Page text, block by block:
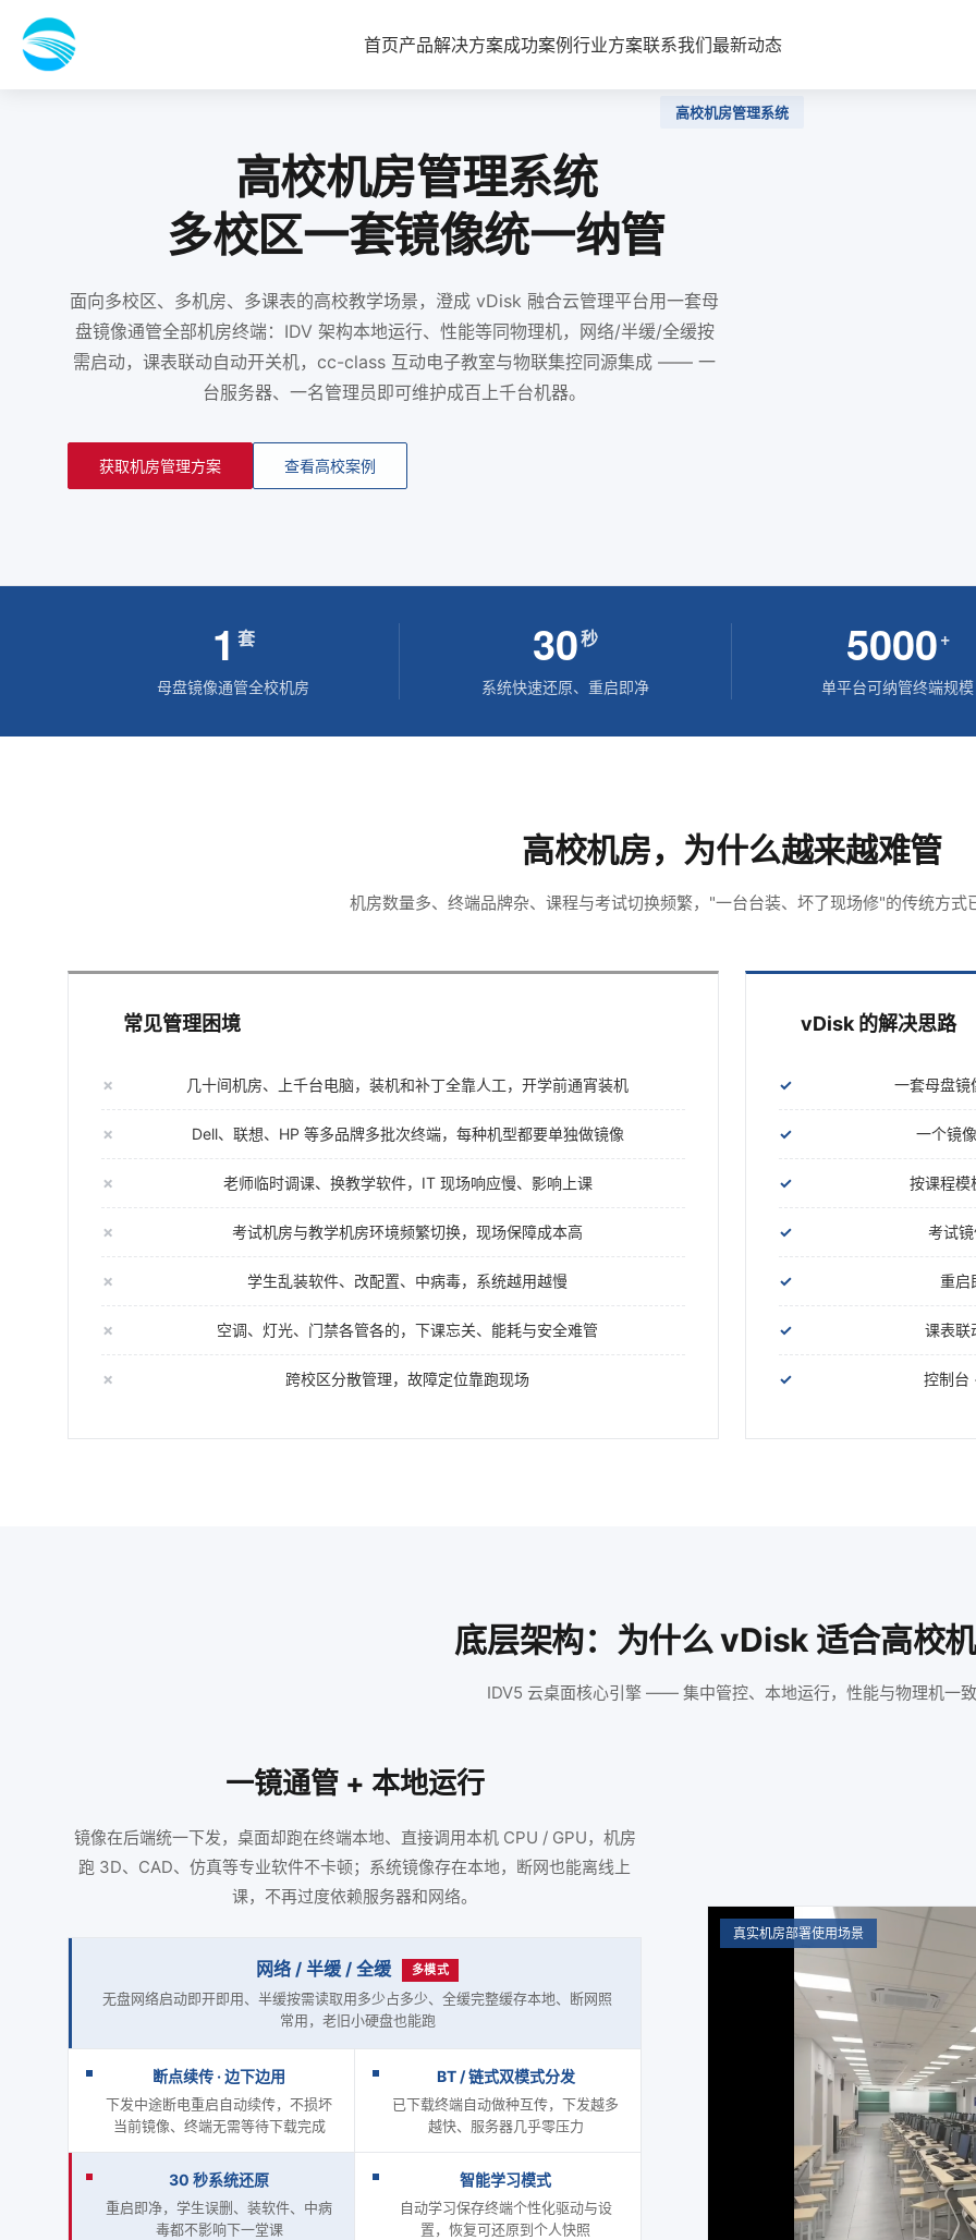
首页产品解决方案成功案例行业方案联系我们最新动态
高校机房管理系统
高校机房管理系统
多校区一套镜像统一纳管
面向多校区、多机房、多课表的高校教学场景，澄成 vDisk 融合云管理平台用一套母
盘镜像通管全部机房终端：IDV 架构本地运行、性能等同物理机，网络/半缓/全缓按
需启动，课表联动自动开关机，cc-class 互动电子教室与物联集控同源集成 —— 一
台服务器、一名管理员即可维护成百上千台机器。
获取机房管理方案 查看高校案例
1 套
母盘镜像通管全校机房
30秒
系统快速还原、重启即净
5000+
单平台可纳管终端规模
高校机房，为什么越来越难管
机房数量多、终端品牌杂、课程与考试切换频繁，"一台台装、坏了现场修"的传统方式
常见管理困境
几十间机房、上千台电脑，装机和补丁全靠人工，开学前通宵装机
Dell、联想、HP 等多品牌多批次终端，每种机型都要单独做镜像
老师临时调课、换教学软件，IT 现场响应慢、影响上课
考试机房与教学机房环境频繁切换，现场保障成本高
学生乱装软件、改配置、中病毒，系统越用越慢
空调、灯光、门禁各管各的，下课忘关、能耗与安全难管
跨校区分散管理，故障定位靠跑现场
vDisk 的解决思路
一套母盘镜
一个镜
按课程模
考试
重启
课表联
控制台
底层架构：为什么 vDisk 适合高校
IDV5 云桌面核心引擎 —— 集中管控、本地运行，性能与物理机一致
一镜通管 + 本地运行
镜像在后端统一下发，桌面却跑在终端本地、直接调用本机 CPU / GPU，机房
跑 3D、CAD、仿真等专业软件不卡顿；系统镜像存在本地，断网也能离线上
课，不再过度依赖服务器和网络。
网络 / 半缓 / 全缓 多模式
无盘网络启动即开即用、半缓按需读取用多少占多少、全缓完整缓存本地、断网照
常用，老旧小硬盘也能跑
断点续传 · 边下边用
下发中途断电重启自动续传，不损坏
当前镜像、终端无需等待下载完成
BT / 链式双模式分发
已下载终端自动做种互传，下发越多
越快、服务器几乎零压力
30 秒系统还原
重启即净，学生误删、装软件、中病
毒都不影响下一堂课
智能学习模式
自动学习保存终端个性化驱动与设
置，恢复可还原到个人快照
真实机房部署使用场景